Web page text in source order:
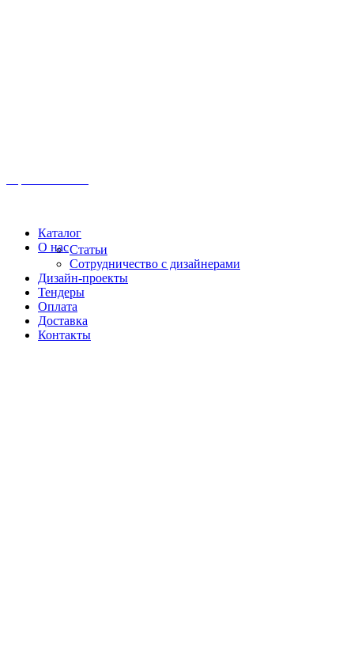
Каталог
О насСтатьи
Сотрудничество с дизайнерами
Дизайн-проекты
Тендеры
Оплата
Доставка
Контакты